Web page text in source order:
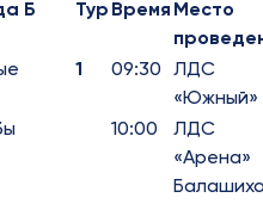
Б Тур Время Место
1 09:30 ЛДС
«Южный»
10:00
ЛДС
«Арена»